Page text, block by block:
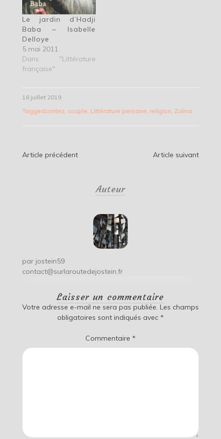
Le jardin d’Hadji
Baba – Isabelle
Delloye
5 mai 2011
Dans "Littérature
française"
18 juillet 2019
Taggedcontes couple, Littérature persane, religion, Zulma
Navigation
Article précédent Article suivant
Auteur
par jostein59
contact@surlaroutedejostein.fr
Laisser un commentaire
Votre adresse e-mail ne sera pas publiée. Les champs
obligatoires sont indiqués avec *
Commentaire *